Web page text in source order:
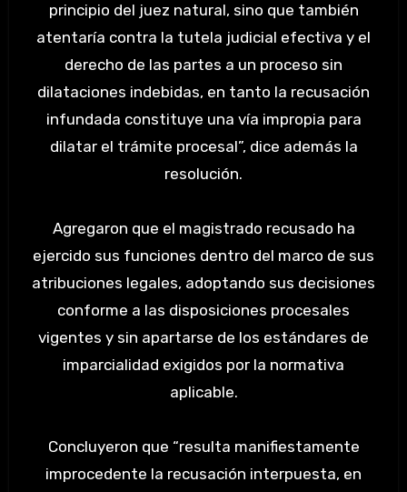
principio del juez natural, sino que también
atentaría contra la tutela judicial efectiva y el
derecho de las partes a un proceso sin
dilataciones indebidas, en tanto la recusación
infundada constituye una vía impropia para
dilatar el trámite procesal”, dice además la
resolución.
Agregaron que el magistrado recusado ha
ejercido sus funciones dentro del marco de sus
atribuciones legales, adoptando sus decisiones
conforme a las disposiciones procesales
vigentes y sin apartarse de los estándares de
imparcialidad exigidos por la normativa
aplicable.
Concluyeron que “resulta manifiestamente
improcedente la recusación interpuesta, en